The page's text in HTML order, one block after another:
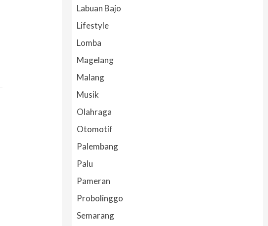
Labuan Bajo
Lifestyle
Lomba
Magelang
Malang
Musik
Olahraga
Otomotif
Palembang
Palu
Pameran
Probolinggo
Semarang